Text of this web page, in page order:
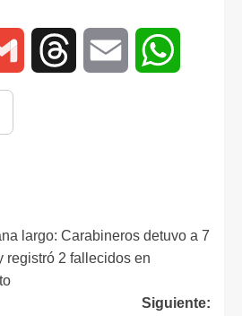
Gmail Threads Email
largo: Carabineros detuvo a 7
registró 2 fallecidos en
Siguiente: